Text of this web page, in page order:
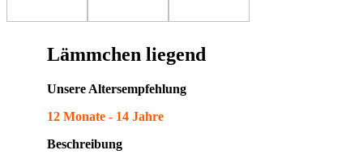
Lämmchen liegend
Unsere Altersempfehlung
12 Monate - 14 Jahre
Beschreibung